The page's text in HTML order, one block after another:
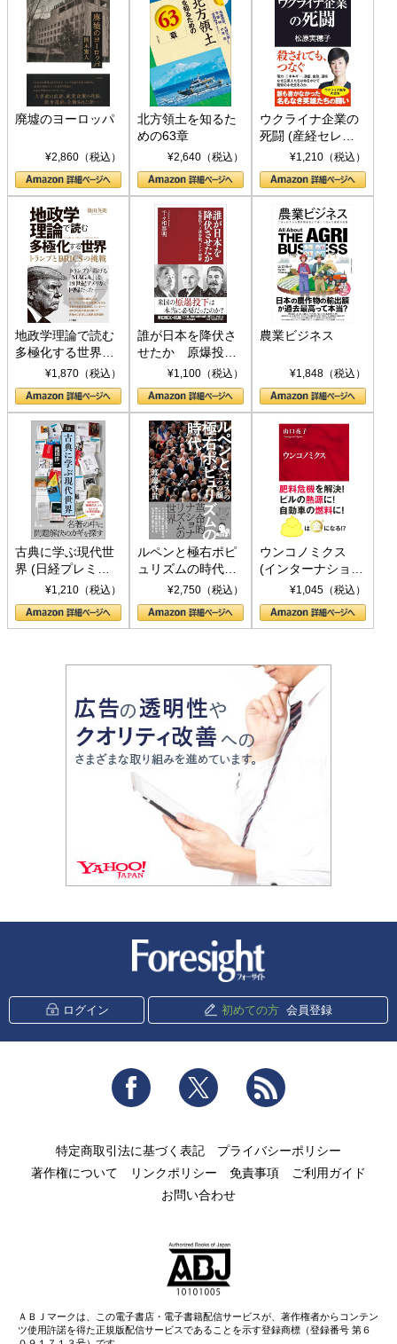
廃墟のヨーロッパ
¥2,860（税込）
北方領土を知るた
めの63章
¥2,640（税込）
ウクライナ企業の
死闘 (産経セレク
ト S 039)¥1,210（税込）
地政学理論で読む
多極化する世界：
トランプとBRICS
の挑戦
¥1,870（税込）
誰が日本を降伏さ
せたか 原爆投
下、ソ連参戦、そ
して聖断 (PHP新
書)
¥1,100（税込）
農業ビジネス
¥1,848（税込）
古典に学ぶ現代世
界 (日経プレミア
シリーズ)¥1,210（税込）
ルペンと極右ポピ
ュリズムの時代：
〈ヤヌス〉の二つ
の顔
¥2,750（税込）
ウンコノミクス
(インターナショナ
ル新書)¥1,045（税込）
ログイン 初めての方 会員登録
Facebook Twitter
特定商取引法に基づく表記
プライバシーポリシー
著作権について
リンクポリシー 免責事項
ご利用ガイド
お問い合わせ
ＡＢＪマークは、この電子書店・電子書籍配信サービスが、著作権者からコンテン
ツ使用許諾を得た正規版配信サービスであることを示す登録商標（登録番号 第６